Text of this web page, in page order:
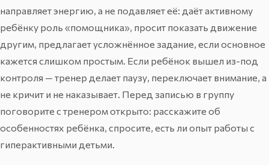
направляет энергию, а не подавляет её: даёт активному
ребёнку роль «помощника», просит показать движение
другим, предлагает усложнённое задание, если основное
кажется слишком простым. Если ребёнок вышел из-под
контроля — тренер делает паузу, переключает внимание, а
не кричит и не наказывает. Перед записью в группу
поговорите с тренером открыто: расскажите об
особенностях ребёнка, спросите, есть ли опыт работы с
гиперактивными детьми.